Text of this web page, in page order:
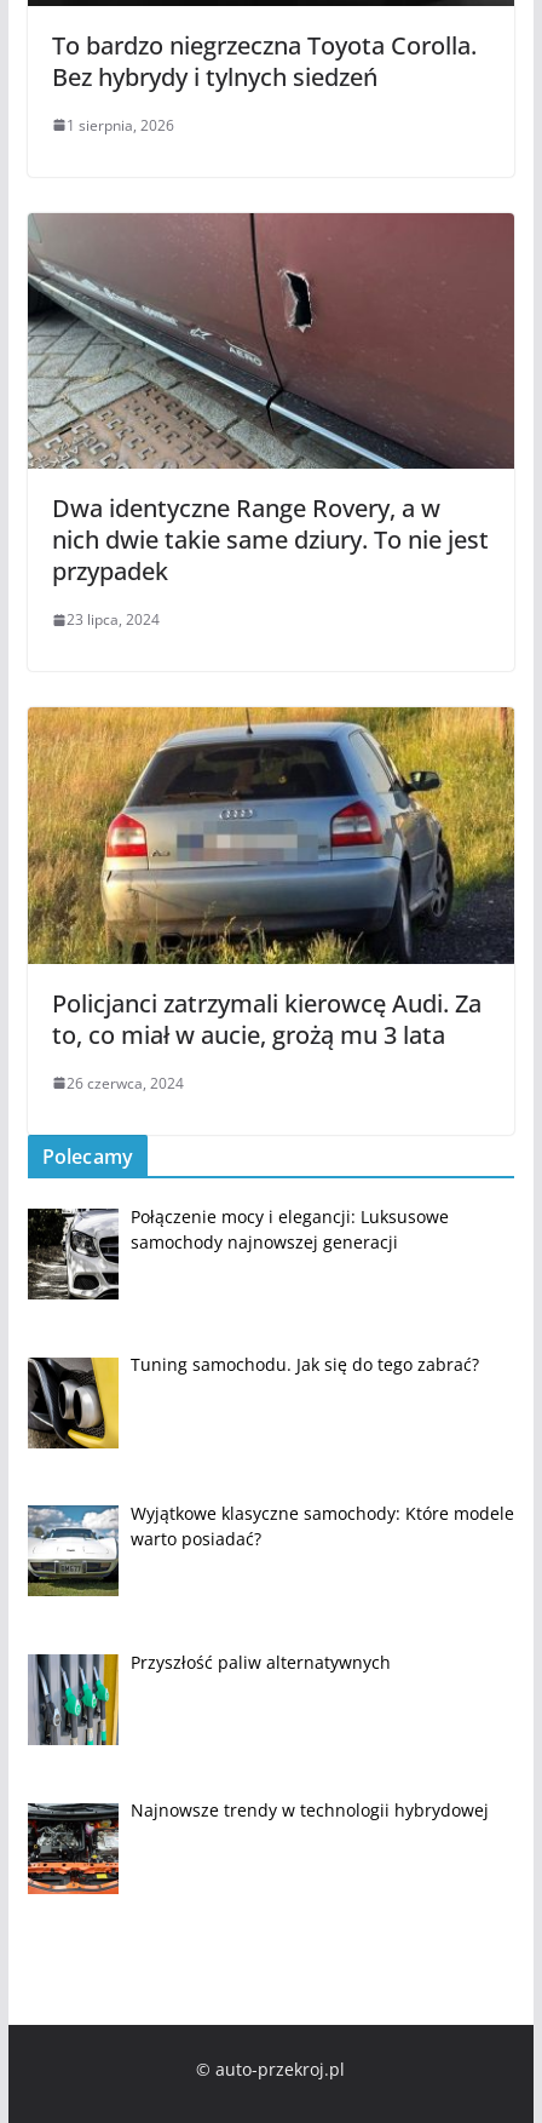
To bardzo niegrzeczna Toyota Corolla.
Bez hybrydy i tylnych siedzeń
1 sierpnia, 2026
Dwa identyczne Range Rovery, a w
nich dwie takie same dziury. To nie jest
przypadek
23 lipca, 2024
Policjanci zatrzymali kierowcę Audi. Za
to, co miał w aucie, grożą mu 3 lata
26 czerwca, 2024
Polecamy
Połączenie mocy i elegancji: Luksusowe
samochody najnowszej generacji
Tuning samochodu. Jak się do tego zabrać?
Wyjątkowe klasyczne samochody: Które modele
warto posiadać?
Przyszłość paliw alternatywnych
Najnowsze trendy w technologii hybrydowej
© auto-przekroj.pl